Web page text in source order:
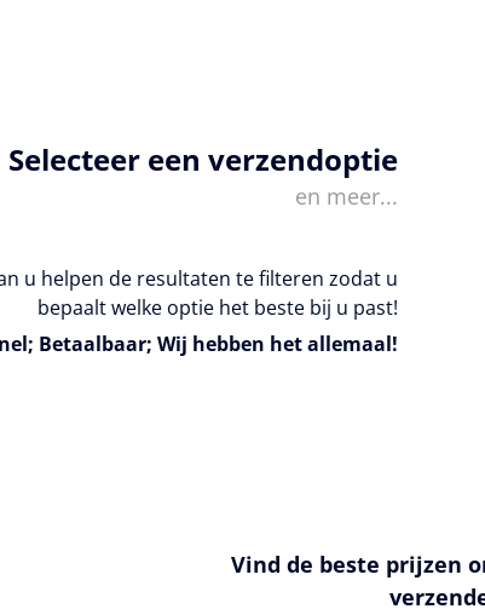
Selecteer een verzendoptie
en meer...
u helpen de resultaten te filteren zodat u
bepaalt welke optie het beste bij u past!
Betaalbaar; Wij hebben het allemaal!
Vind de beste prijzen